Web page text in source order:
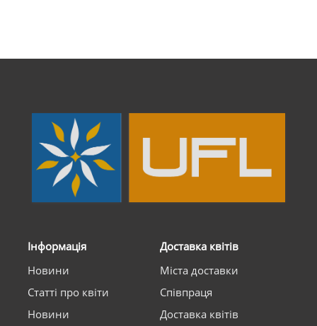
Інформація
Новини
Статті про квіти
Новини
Доставка квітів
Міста доставки
Співпраця
Доставка квітів